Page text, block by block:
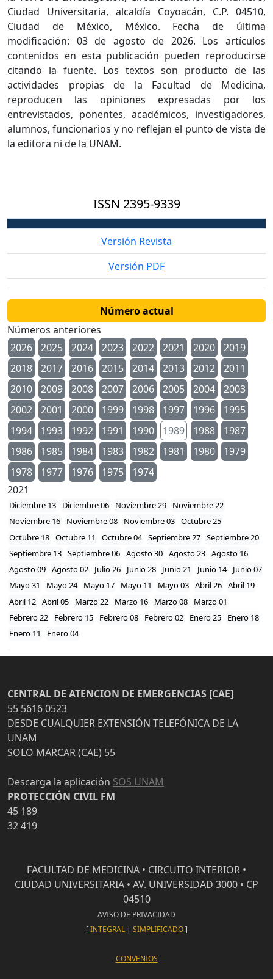
Ciudad Universitaria, alcaldía Coyoacán, C.P. 04510,
Ciudad de México, México. Fecha de última
modificación: 03 de agosto de 2026. Los artículos
contenidos en esta publicación pueden reproducirse
citando la fuente. Los textos son producto de las
actividades propias de la Facultad de Medicina,
reproducen las opiniones expresadas por los
entrevistados, ponentes, académicos, investigadores,
alumnos, funcionarios y no reflejan el punto de vista de
la editora ni de la UNAM.
ISSN 2395-9339
Versión Revista
Versión PDF
Número actual
Números anteriores
2026
2025 2024 2023 2022 2021 2020
2019
2018
2017 2016 2015 2014 2013 2012
2011
2010
2009 2008 2007 2006 2005 2004
2003
2002
2001 2000 1999 1998 1997 1996
1995
1994
1993 1992 1991 1990 1989 1988
1987
1986
1985 1984 1983 1982 1981 1980
1979
1978
1977 1976 1975
1974
2021
Diciembre 13 Diciembre 06 Noviembre 29
Noviembre 22
Noviembre 16
Noviembre 08 Noviembre 03 Octubre 25
Octubre 18 Octubre 11 Octubre 04 Septiembre 27 Septiembre 20
Septiembre 13 Septiembre 06 Agosto 30 Agosto 23 Agosto 16
Agosto 09 Agosto 02 Julio 26 Junio 28 Junio 21 Junio 14
Junio 07
Mayo 31
Mayo 24 Mayo 17 Mayo 11 Mayo 03 Abril 26 Abril 19
Abril 12 Abril 05 Marzo 22 Marzo 16 Marzo 08
Marzo 01
Febrero 22
Febrero 15 Febrero 08 Febrero 02 Enero 25
Enero 18
Enero 11
Enero 04
CENTRAL DE ATENCION DE EMERGENCIAS [CAE]
55 5616 0523
DESDE CUALQUIER EXTENSIÓN TELEFÓNICA DE LA
UNAM
SOLO MARCAR (CAE) 55
Descarga la aplicación SOS UNAM
PROTECCIÓN CIVIL FM
45 189
32 419
FACULTAD DE MEDICINA • CIRCUITO INTERIOR •
CIUDAD UNIVERSITARIA • AV. UNIVERSIDAD 3000 • CP
04510
AVISO DE PRIVACIDAD
[INTEGRAL| SIMPLIFICADO]
CONVENIOS